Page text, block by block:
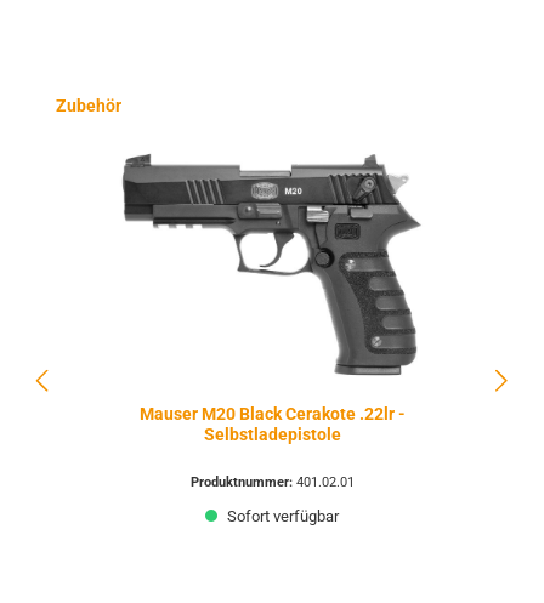
Produktgalerie überspringen
Zubehör
Mauser M20 Black Cerakote .22lr -
Selbstladepistole
Produktnummer: 401.02.01
Sofort verfügbar